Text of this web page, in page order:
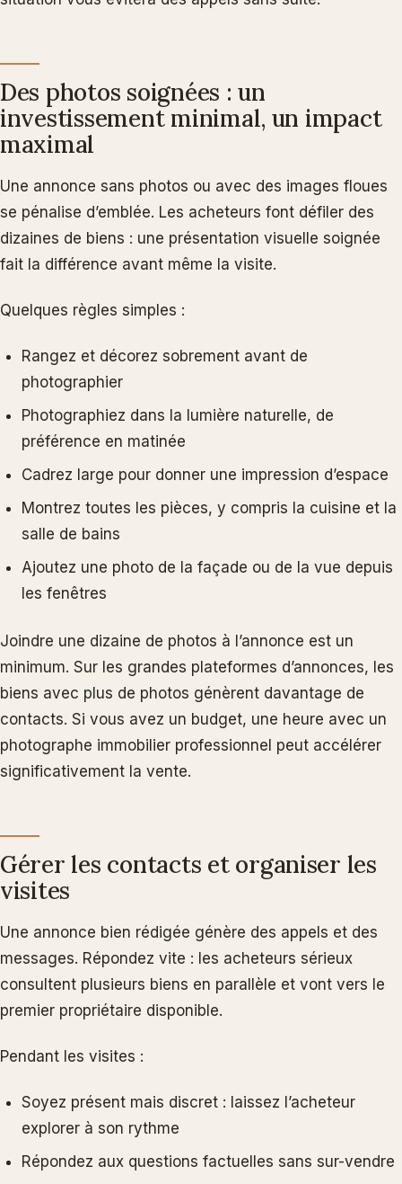
Des photos soignées : un
investissement minimal, un impact
maximal
Une annonce sans photos ou avec des images floues
se pénalise d’emblée. Les acheteurs font défiler des
dizaines de biens : une présentation visuelle soignée
fait la différence avant même la visite.
Quelques règles simples :
Rangez et décorez sobrement avant de
photographier
Photographiez dans la lumière naturelle, de
préférence en matinée
Cadrez large pour donner une impression d’espace
Montrez toutes les pièces, y compris la cuisine et la
salle de bains
Ajoutez une photo de la façade ou de la vue depuis
les fenêtres
Joindre une dizaine de photos à l’annonce est un
minimum. Sur les grandes plateformes d’annonces, les
biens avec plus de photos génèrent davantage de
contacts. Si vous avez un budget, une heure avec un
photographe immobilier professionnel peut accélérer
significativement la vente.
Gérer les contacts et organiser les
visites
Une annonce bien rédigée génère des appels et des
messages. Répondez vite : les acheteurs sérieux
consultent plusieurs biens en parallèle et vont vers le
premier propriétaire disponible.
Pendant les visites :
Soyez présent mais discret : laissez l’acheteur
explorer à son rythme
Répondez aux questions factuelles sans sur-vendre